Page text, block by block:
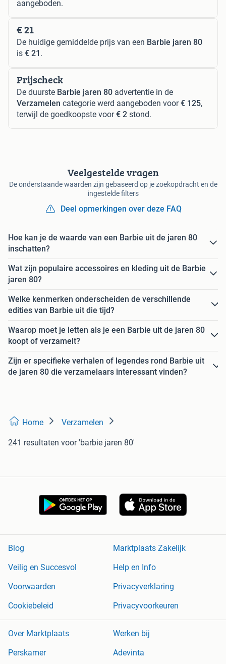
aangeboden.
€ 21
De huidige gemiddelde prijs van een Barbie jaren 80
is € 21 .
Prijscheck
De duurste Barbie jaren 80 advertentie in de
Verzamelen categorie werd aangeboden voor€ 125,
terwijl de goedkoopste voor€ 2 stond.
Veelgestelde vragen
De onderstaande waarden zijn gebaseerd op je zoekopdracht en de
ingestelde filters
Deel opmerkingen over deze FAQ
Hoe kan je de waarde van een Barbie uit de jaren 80
inschatten?
Wat zijn populaire accessoires en kleding uit de Barbie
jaren 80?
Welke kenmerken onderscheiden de verschillende
edities van Barbie uit die tijd?
Waarop moet je letten als je een Barbie uit de jaren 80
koopt of verzamelt?
Zijn er specifieke verhalen of legendes rond Barbie uit
de jaren 80 die verzamelaars interessant vinden?
Home Verzamelen
241 resultaten voor 'barbie jaren 80'
Blog
Marktplaats Zakelijk
Veilig en Succesvol
Help en Info
Voorwaarden
Privacyverklaring
Cookiebeleid
Privacyvoorkeuren
Over Marktplaats
Werken bij
Perskamer
Adevinta